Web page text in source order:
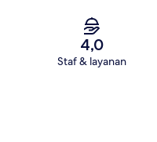
4,0
Staf & layanan